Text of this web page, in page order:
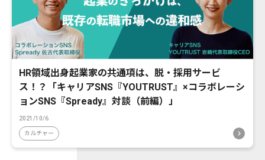
HR領域出身起業家の共通項は、脱・採用サービ
ス！？「キャリアSNS『YOUTRUST』×コラボレーシ
ョンSNS『Spready』対談（前編）」
2021/10/6
カルチャー